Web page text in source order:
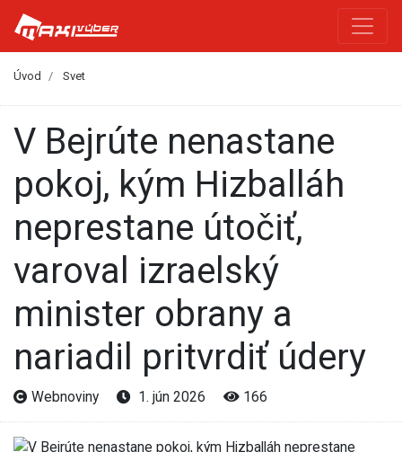
Úvod Svet
V Bejrúte nenastane
pokoj, kým Hizballáh
neprestane útočiť,
varoval izraelský
minister obrany a
nariadil pritvrdiť údery
Webnoviny 1. jún 2026 166